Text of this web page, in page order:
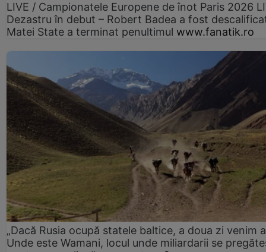
LIVE / Campionatele Europene de înot Paris 2026
Dezastru în debut – Robert Badea a fost
Matei State a terminat penultimul www.fanatik.ro
„Dacă Rusia ocupă statele baltice, a doua zi venim
Unde este Wamani, locul unde miliardarii se